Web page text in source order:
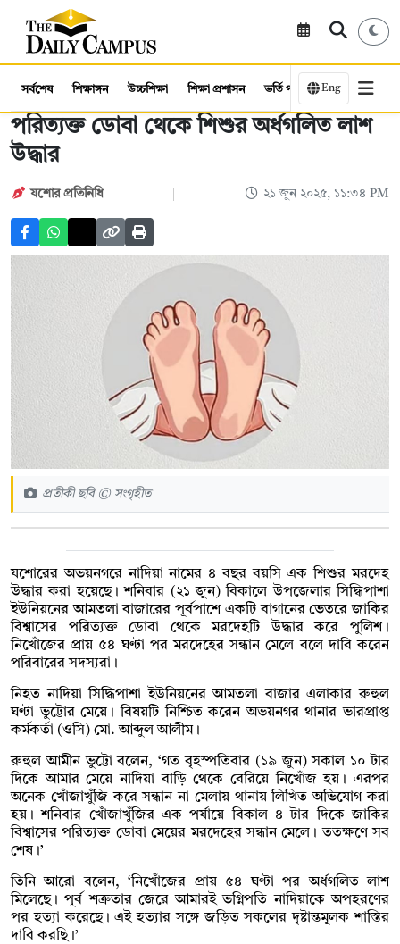
সর্বশেষ শিক্ষাঙ্গন উচ্চশিক্ষা শিক্ষা প্রশাসন ভর্তি পরীক্ষা কর্মসংস্থান
Eng
পরিত্যক্ত ডোবা থেকে শিশুর অর্ধগলিত লাশ
উদ্ধার
যশোর প্রতিনিধি ২১ জুন ২০২৫, ১১:৩৪ PM
প্রতীকী ছবি © সংগৃহীত
যশোরের অভয়নগরে নাদিয়া নামের ৪ বছর বয়সি এক শিশুর মরদেহ
উদ্ধার করা হয়েছে। শনিবার (২১ জুন) বিকালে উপজেলার সিদ্ধিপাশা
ইউনিয়নের আমতলা বাজারের পূর্বপাশে একটি বাগানের ভেতরে জাকির
বিশ্বাসের পরিত্যক্ত ডোবা থেকে মরদেহটি উদ্ধার করে পুলিশ।
নিখোঁজের প্রায় ৫৪ ঘণ্টা পর মরদেহের সন্ধান মেলে বলে দাবি করেন
পরিবারের সদস্যরা।
নিহত নাদিয়া সিদ্ধিপাশা ইউনিয়নের আমতলা বাজার এলাকার রুহুল
ঘণ্টা ভুট্টোর মেয়ে। বিষয়টি নিশ্চিত করেন অভয়নগর থানার ভারপ্রাপ্ত
কর্মকর্তা (ওসি) মো. আব্দুল আলীম।
রুহুল আমীন ভুট্টো বলেন, ‘গত বৃহস্পতিবার (১৯ জুন) সকাল ১০ টার
দিকে আমার মেয়ে নাদিয়া বাড়ি থেকে বেরিয়ে নিখোঁজ হয়। এরপর
অনেক খোঁজাখুঁজি করে সন্ধান না মেলায় থানায় লিখিত অভিযোগ করা
হয়। শনিবার খোঁজাখুঁজির এক পর্যায়ে বিকাল ৪ টার দিকে জাকির
বিশ্বাসের পরিত্যক্ত ডোবা মেয়ের মরদেহের সন্ধান মেলে। ততক্ষণে সব
শেষ।’
তিনি আরো বলেন, ‘নিখোঁজের প্রায় ৫৪ ঘণ্টা পর অর্ধগলিত লাশ
মিলেছে। পূর্ব শত্রুতার জেরে আমারই ভগ্নিপতি নাদিয়াকে অপহরণের
পর হত্যা করেছে। এই হত্যার সঙ্গে জড়িত সকলের দৃষ্টান্তমূলক শাস্তির
দাবি করছি।’